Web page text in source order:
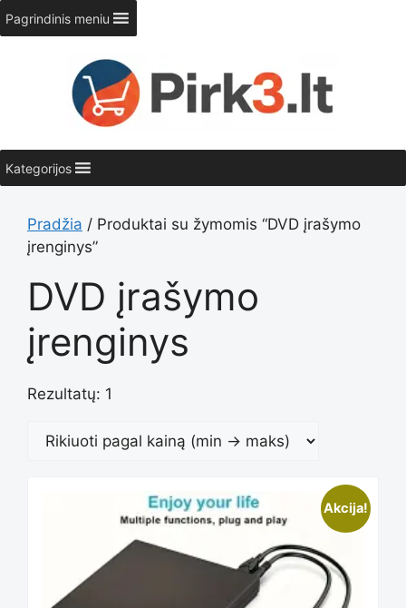
Pereiti
prie
turinio
Pagrindinis meniu
Kategorijos
Pradžia / Produktai su žymomis “DVD įrašymo
įrenginys”
DVD įrašymo
įrenginys
Rezultatų: 1
Akcija!
This
product